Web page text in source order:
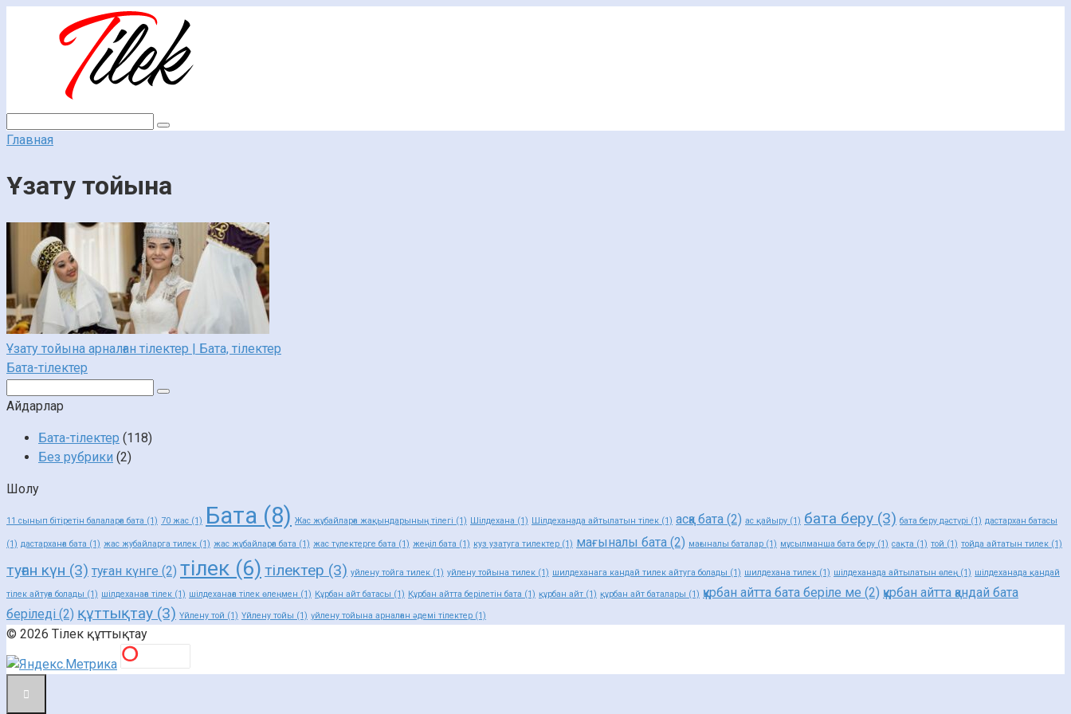
Главная
Ұзату тойына
Ұзату тойына арналған тілектер | Бата, тілектер
Бата-тілектер
Айдарлар
Бата-тілектер (118)
Без рубрики (2)
Шолу
11 сынып бітіретін балаларға бата (1) 70 жас (1) Бата (8) Жас жұбайларға жақындарының тілегі (1) Шілдехана (1) Шілдеханада айтылатын тілек (1) асқа бата (2) ас қайыру (1) бата беру (3) бата беру дәстүрі (1) дастархан батасы
(1) дастарханға бата (1) жас жубайларга тилек (1) жас жұбайларға бата (1) жас түлектерге бата (1) жеңіл бата (1) куз узатуга тилектер (1) мағыналы бата (2) мағыналы баталар (1) мұсылманша бата беру (1) сақта (1) той (1) тойда айтатын тилек (1)
туған күн (3) туған күнге (2) тілек (6) тілектер (3) уйлену тойга тилек (1) уйлену тойына тилек (1) шилдеханага кандай тилек айтуга болады (1) шилдехана тилек (1) шілдеханада айтылатын өлең (1) шілдеханада қандай
тілек айтуға болады (1) шілдеханаға тілек (1) шілдеханаға тілек өлеңмен (1) Құрбан айт батасы (1) Құрбан айтта берілетін бата (1) құрбан айт (1) құрбан айт баталары (1) құрбан айтта бата беріле ме (2) құрбан айтта қандай бата
беріледі (2) құттықтау (3) Үйлену той (1) Үйлену тойы (1) үйлену тойына арналған әдемі тілектер (1)
© 2026 Тілек құттықтау